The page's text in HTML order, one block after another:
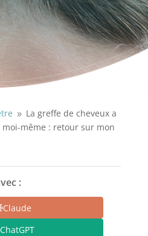
9 La greffe de cheveux a
même : retour sur mon
:
Claude
ChatGPT